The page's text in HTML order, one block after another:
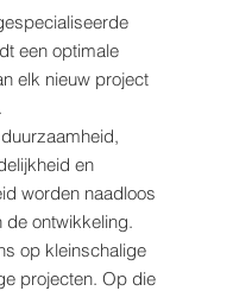
een optimale
elk nieuw project
en
worden naadloos
de ontwikkeling.
op kleinschalige
projecten. Op die